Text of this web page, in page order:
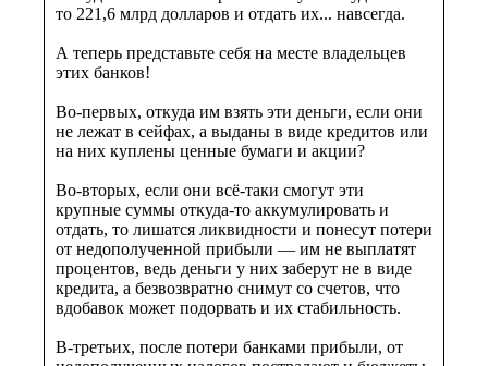
то 221,6 млрд долларов и отдать их... навсегда.
А теперь представьте себя на месте владельцев
этих банков!
Во-первых, откуда им взять эти деньги, если они
не лежат в сейфах, а выданы в виде кредитов или
на них куплены ценные бумаги и акции?
Во-вторых, если они всё-таки смогут эти
крупные суммы откуда-то аккумулировать и
отдать, то лишатся ликвидности и понесут потери
от недополученной прибыли — им не выплатят
процентов, ведь деньги у них заберут не в виде
кредита, а безвозвратно снимут со счетов, что
вдобавок может подорвать и их стабильность.
В-третьих, после потери банками прибыли, от